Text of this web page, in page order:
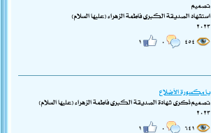
تصميم
استشهاد الصديقة الكبرى فاطمة الزهراء (عليها السلام)
٢٠٢٣
يا مكسورة الأضلاع
تصميم ذكرى شهادة الصديقة الكبرى فاطمة الزهراء (عليها السلام)
٢٠٢٣